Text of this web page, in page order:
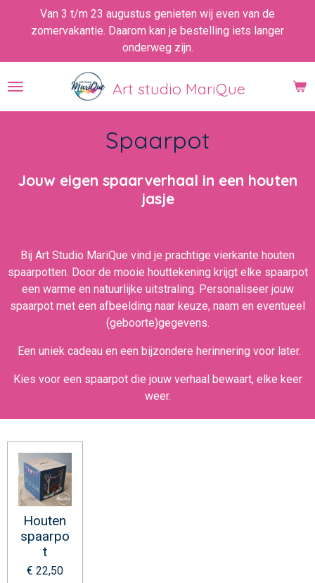
direct
de
hoofdinhoud
Art studio MariQue
Van 3 t/m 23 augustus genieten wij even van de
zomervakantie. Daarom kan je bestelling iets langer
onderweg zijn.
Spaarpot
Jouw eigen spaarverhaal in een houten
jasje
Bij Art Studio MariQue vind je prachtige vierkante houten
spaarpotten. Door de mooie houttekening krijgt elke spaarpot
een warme en natuurlijke uitstraling. Personaliseer jouw
spaarpot met een afbeelding naar keuze, naam en eventueel
(geboorte)gegevens.
Een uniek cadeau en een bijzondere herinnering voor later.
Kies voor een spaarpot die jouw verhaal bewaart, elke keer
weer.
Houten
spaarpo
t
€ 22,50